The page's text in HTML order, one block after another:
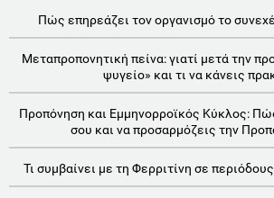
Πώς επηρεάζει τον οργανισμό το
Μεταπροπονητική πείνα: γιατί μετά την
ψυγείο» και τι να κάνεις
Προπόνηση και Εμμηνορροϊκός Κύκλος:
σου και να προσαρμόζεις την
Τι συμβαίνει με τη Φερριτίνη σε